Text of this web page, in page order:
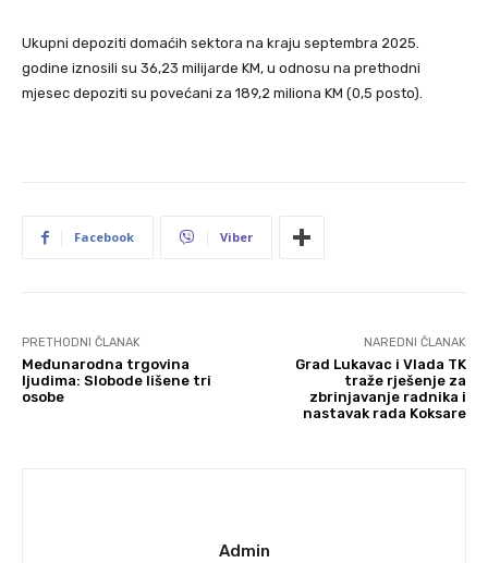
Ukupni depoziti domaćih sektora na kraju septembra 2025.
godine iznosili su 36,23 milijarde KM, u odnosu na prethodni
mjesec depoziti su povećani za 189,2 miliona KM (0,5 posto).
Facebook Viber
PRETHODNI ČLANAK
Međunarodna trgovina
ljudima: Slobode lišene tri
osobe
NAREDNI ČLANAK
Grad Lukavac i Vlada TK
traže rješenje za
zbrinjavanje radnika i
nastavak rada Koksare
Admin